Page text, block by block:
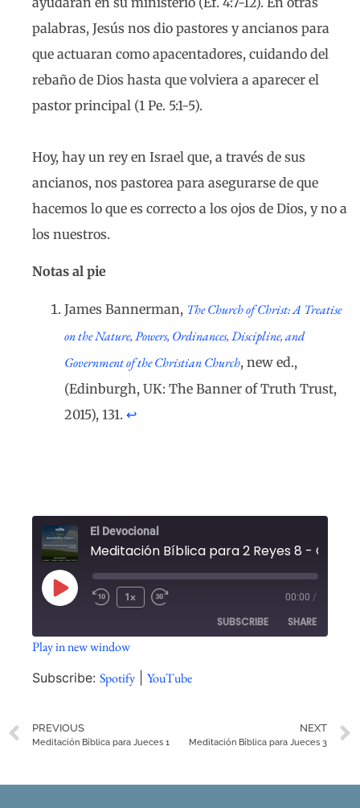
palabras, Jesús nos dio pastores y ancianos para
que actuaran como apacentadores, cuidando del
rebaño de Dios hasta que volviera a aparecer el
pastor principal (1 Pe. 5:1-5).
Hoy, hay un rey en Israel que, a través de sus
ancianos, nos pastorea para asegurarse de que
hacemos lo que es correcto a los ojos de Dios, y no a
los nuestros.
Notas al pie
James Bannerman, The Church of Christ: A Treatise
on the Nature, Powers, Ordinances, Discipline, and
Government of the Christian Church, new ed.,
(Edinburgh, UK: The Banner of Truth Trust,
2015), 131. ↩︎
El Devocional
1x 00:00 /
SUBSCRIBE SHARE
SHARE
EMBED
Play in new window
Subscribe: Spotify| YouTube
PREVIOUS
Meditación Bíblica para Jueces 1
NEXT
Meditación Bíblica para Jueces 3